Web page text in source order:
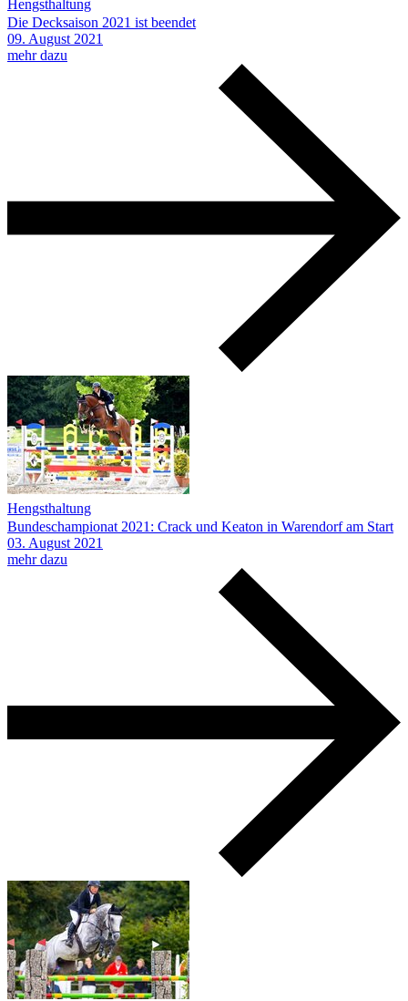
Hengsthaltung
Die Decksaison 2021 ist beendet
09. August 2021
mehr dazu
Hengsthaltung
Bundeschampionat 2021: Crack und Keaton in Warendorf am Start
03. August 2021
mehr dazu